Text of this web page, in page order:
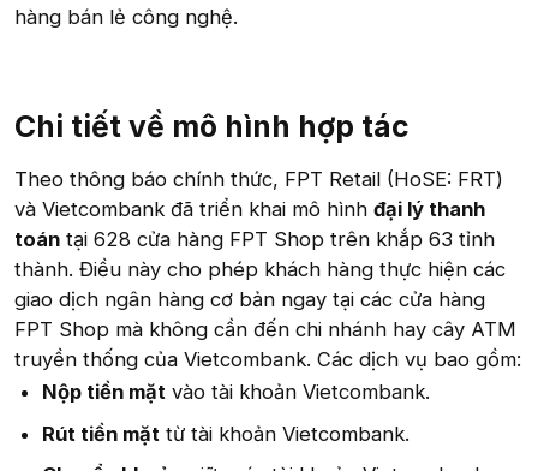
hàng bán lẻ công nghệ.
Chi tiết về mô hình hợp tác​
Theo thông báo chính thức, FPT Retail (HoSE: FRT)
và Vietcombank đã triển khai mô hình đại lý thanh
toán tại 628 cửa hàng FPT Shop trên khắp 63 tỉnh
thành. Điều này cho phép khách hàng thực hiện các
giao dịch ngân hàng cơ bản ngay tại các cửa hàng
FPT Shop mà không cần đến chi nhánh hay cây ATM
truyền thống của Vietcombank. Các dịch vụ bao gồm:
Nộp tiền mặt vào tài khoản Vietcombank.
Rút tiền mặt từ tài khoản Vietcombank.